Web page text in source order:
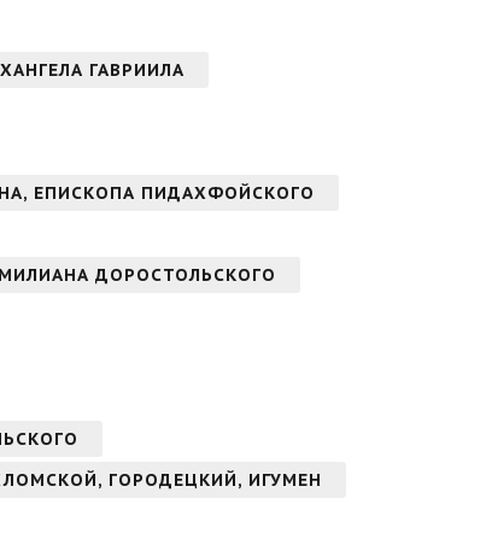
ГАВРИИЛА
ЕПИСКОПА ПИДАХФОЙСКОГО
ДОРОСТОЛЬСКОГО
ГОРОДЕЦКИЙ, ИГУМЕН